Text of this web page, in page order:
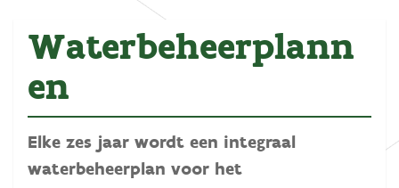
Waterbeheerplann
en
Elke zes jaar wordt een integraal
waterbeheerplan voor het